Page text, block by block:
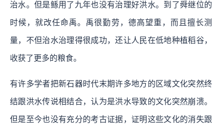
治水。但是鲧用了九年也没有治理好洪水。到了舜继位的
时候，就改任命禹。禹很勤劳，德高望重，而且擅长测
量，不但治水治理得很成功，还让人民在低地种植稻谷，
收获了更多的粮食。
有许多学者把新石器时代末期许多地方的区域文化突然终
结跟洪水传说相结合，认为是洪水导致的文化突然崩溃。
但是至今也没有充分的考古证据，证明这些文化的消失跟